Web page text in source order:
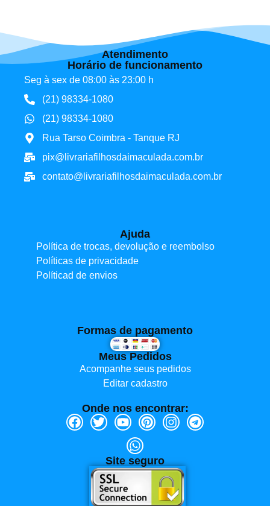
Atendimento
Horário de funcionamento
Seg à sex de 08:00 às 23:00 h
(21) 98334-1080
(21) 98334-1080
Rua Tarso Coimbra - Tanque RJ
pix@livrariafilhosdaimaculada.com.br
contato@livrariafilhosdaimaculada.com.br
Ajuda
Política de trocas, devolução e reembolso
Políticas de privacidade
Políticad de envios
Formas de pagamento
Meus Pedidos
Acompanhe seus pedidos
Editar cadastro
Onde nos encontrar:
Site seguro